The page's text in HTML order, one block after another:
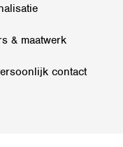
& maatwerk
contact